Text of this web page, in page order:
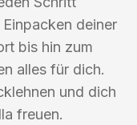
deiner
bis hin zum
alles für dich.
und dich
freuen.